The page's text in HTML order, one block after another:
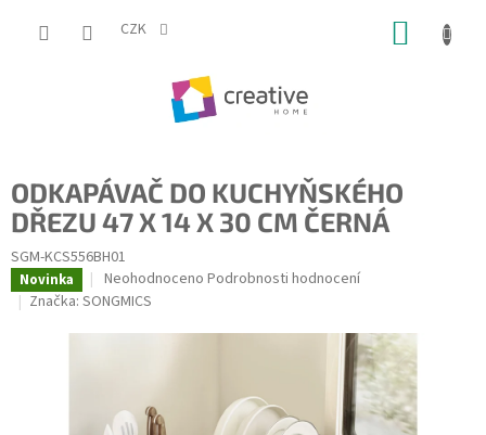
CZK
ODKAPÁVAČ DO KUCHYŇSKÉHO
DŘEZU 47 X 14 X 30 CM ČERNÁ
SGM-KCS556BH01
Novinka
Průměrné
hodnocení
je
hvězdiček.
Neohodnoceno Podrobnosti hodnocení
Značka: SONGMICS